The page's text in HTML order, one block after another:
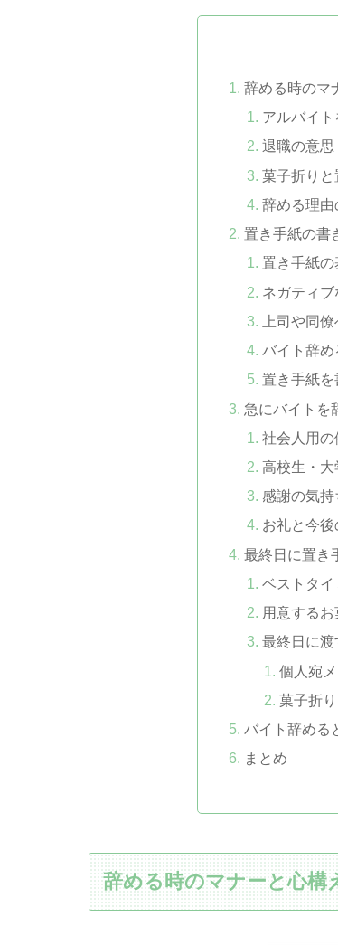
辞める時のマ
アルバイ
退職の意
菓子折り
辞める理由
置き手紙の書
置き手紙
ネガティ
上司や同
バイト辞
置き手紙を
急にバイトを
社会人用の
高校生・
感謝の気
お礼と今
最終日に置き
ベストタ
用意する
最終日に
個人宛
菓子折
バイト辞める
まとめ
辞める時のマナーと心構